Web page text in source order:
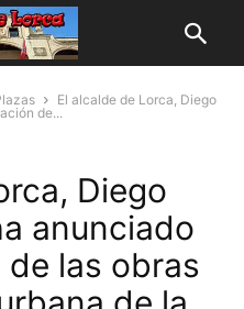
El alcalde de Lorca, Diego
de...
Diego
anunciado
las obras